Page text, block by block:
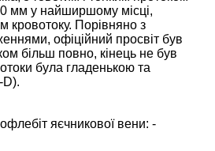
мм у найширшому місці,
кровотоку. Порівняно з
офіційний просвіт був
більш повно, кінець не був
була гладенькою та
D).